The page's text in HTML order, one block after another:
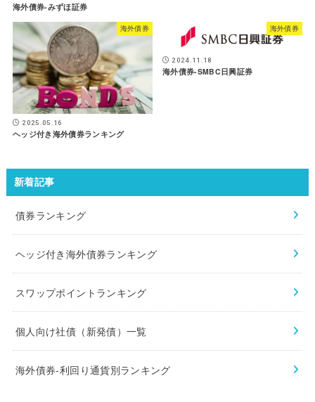
海外債券-みずほ証券
海外債券
2025.05.16
ヘッジ付き海外債券ランキング
海外債券
2024.11.18
海外債券-SMBC日興証券
新着記事
債券ランキング
ヘッジ付き海外債券ランキング
スワップポイントランキング
個人向け社債（新発債）一覧
海外債券-利回り通貨別ランキング